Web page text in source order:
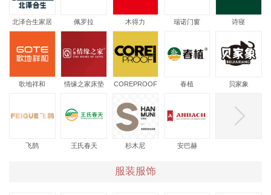
北泽合生家居 佩罗拉 木得力 瑞诺门窗 诗寝
歌地祥和 情缘之家床垫 COREPROOF 春植 贝家象
飞鹊 王氏春天 杉木尼 安巴赫
服装服饰